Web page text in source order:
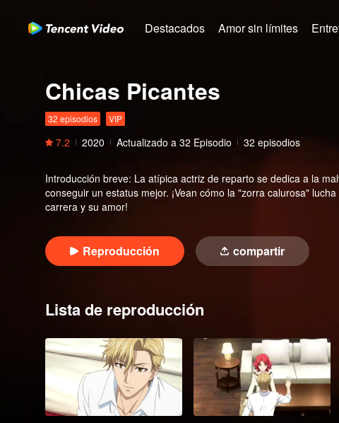
Destacados Amor sin límites
Chicas Picantes
32 episodios VIP
7.2 2020 Actualizado a 32 Episodio 32 episodios
Introducción breve: La atípica actriz de reparto se dedica a la
conseguir un estatus mejor. ¡Vean cómo la "zorra calurosa"
carrera y su amor!
Reproducción compartir
Lista de reproducción